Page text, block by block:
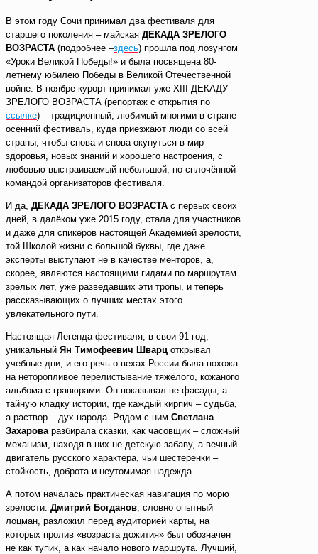
В этом году Сочи принимал два фестиваля для
старшего поколения – майская ДЕКАДА ЗРЕЛОГО
ВОЗРАСТА (подробнее –здесь) прошла под лозунгом
«Уроки Великой Победы!» и была посвящена 80-
летнему юбилею Победы в Великой Отечественной
войне. В ноябре курорт принимал уже XIII ДЕКАДУ
ЗРЕЛОГО ВОЗРАСТА (репортаж с открытия по
ссылке) – традиционный, любимый многими в стране
осенний фестиваль, куда приезжают люди со всей
страны, чтобы снова и снова окунуться в мир
здоровья, новых знаний и хорошего настроения, с
любовью выстраиваемый небольшой, но сплочённой
командой организаторов фестиваля.
И да, ДЕКАДА ЗРЕЛОГО ВОЗРАСТА с первых своих
дней, в далёком уже 2015 году, стала для участников
и даже для спикеров настоящей Академией зрелости,
той Школой жизни с большой буквы, где даже
эксперты выступают не в качестве менторов, а,
скорее, являются настоящими гидами по маршрутам
зрелых лет, уже разведавших эти тропы, и теперь
рассказывающих о лучших местах этого
увлекательного пути.
Настоящая Легенда фестиваля, в свои 91 год,
уникальный Ян Тимофеевич Шварц открывал
учебные дни, и его речь о вехах России была похожа
на неторопливое перелистывание тяжёлого, кожаного
альбома с гравюрами. Он показывал не фасады, а
тайную кладку истории, где каждый кирпич – судьба,
а раствор – дух народа. Рядом с ним Светлана
Захарова разбирала сказки, как часовщик – сложный
механизм, находя в них не детскую забаву, а вечный
двигатель русского характера, чьи шестеренки –
стойкость, доброта и неутомимая надежда.
А потом началась практическая навигация по морю
зрелости. Дмитрий Богданов , словно опытный
лоцман, разложил перед аудиторией карты, на
которых пролив «возраста дожития» был обозначен
не как тупик, а как начало нового маршрута. Лучший,